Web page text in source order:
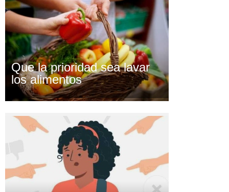
Que la prioridad sea lavar
los alimentos